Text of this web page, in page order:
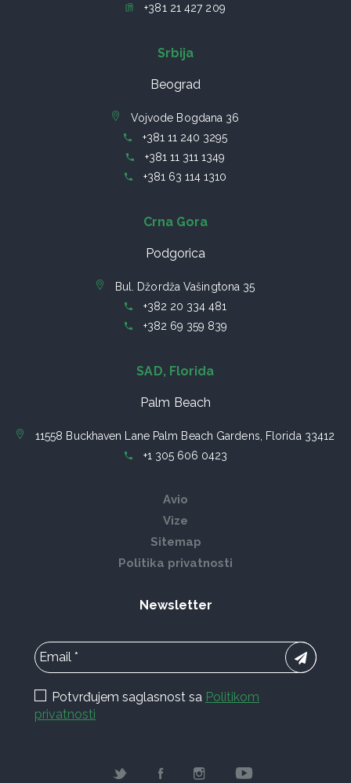
+381 21 427 209
Srbija
Beograd
Vojvode Bogdana 36
+381 11 240 3295
+381 11 311 1349
+381 63 114 1310
Crna Gora
Podgorica
Bul. Džordža Vašingtona 35
+382 20 334 481
+382 69 359 839
SAD, Florida
Palm Beach
11558 Buckhaven Lane Palm Beach Gardens, Florida 33412
+1 305 606 0423
Avio
Vize
Sitemap
Politika privatnosti
Newsletter
Potvrđujem saglasnost sa Politikom
privatnosti